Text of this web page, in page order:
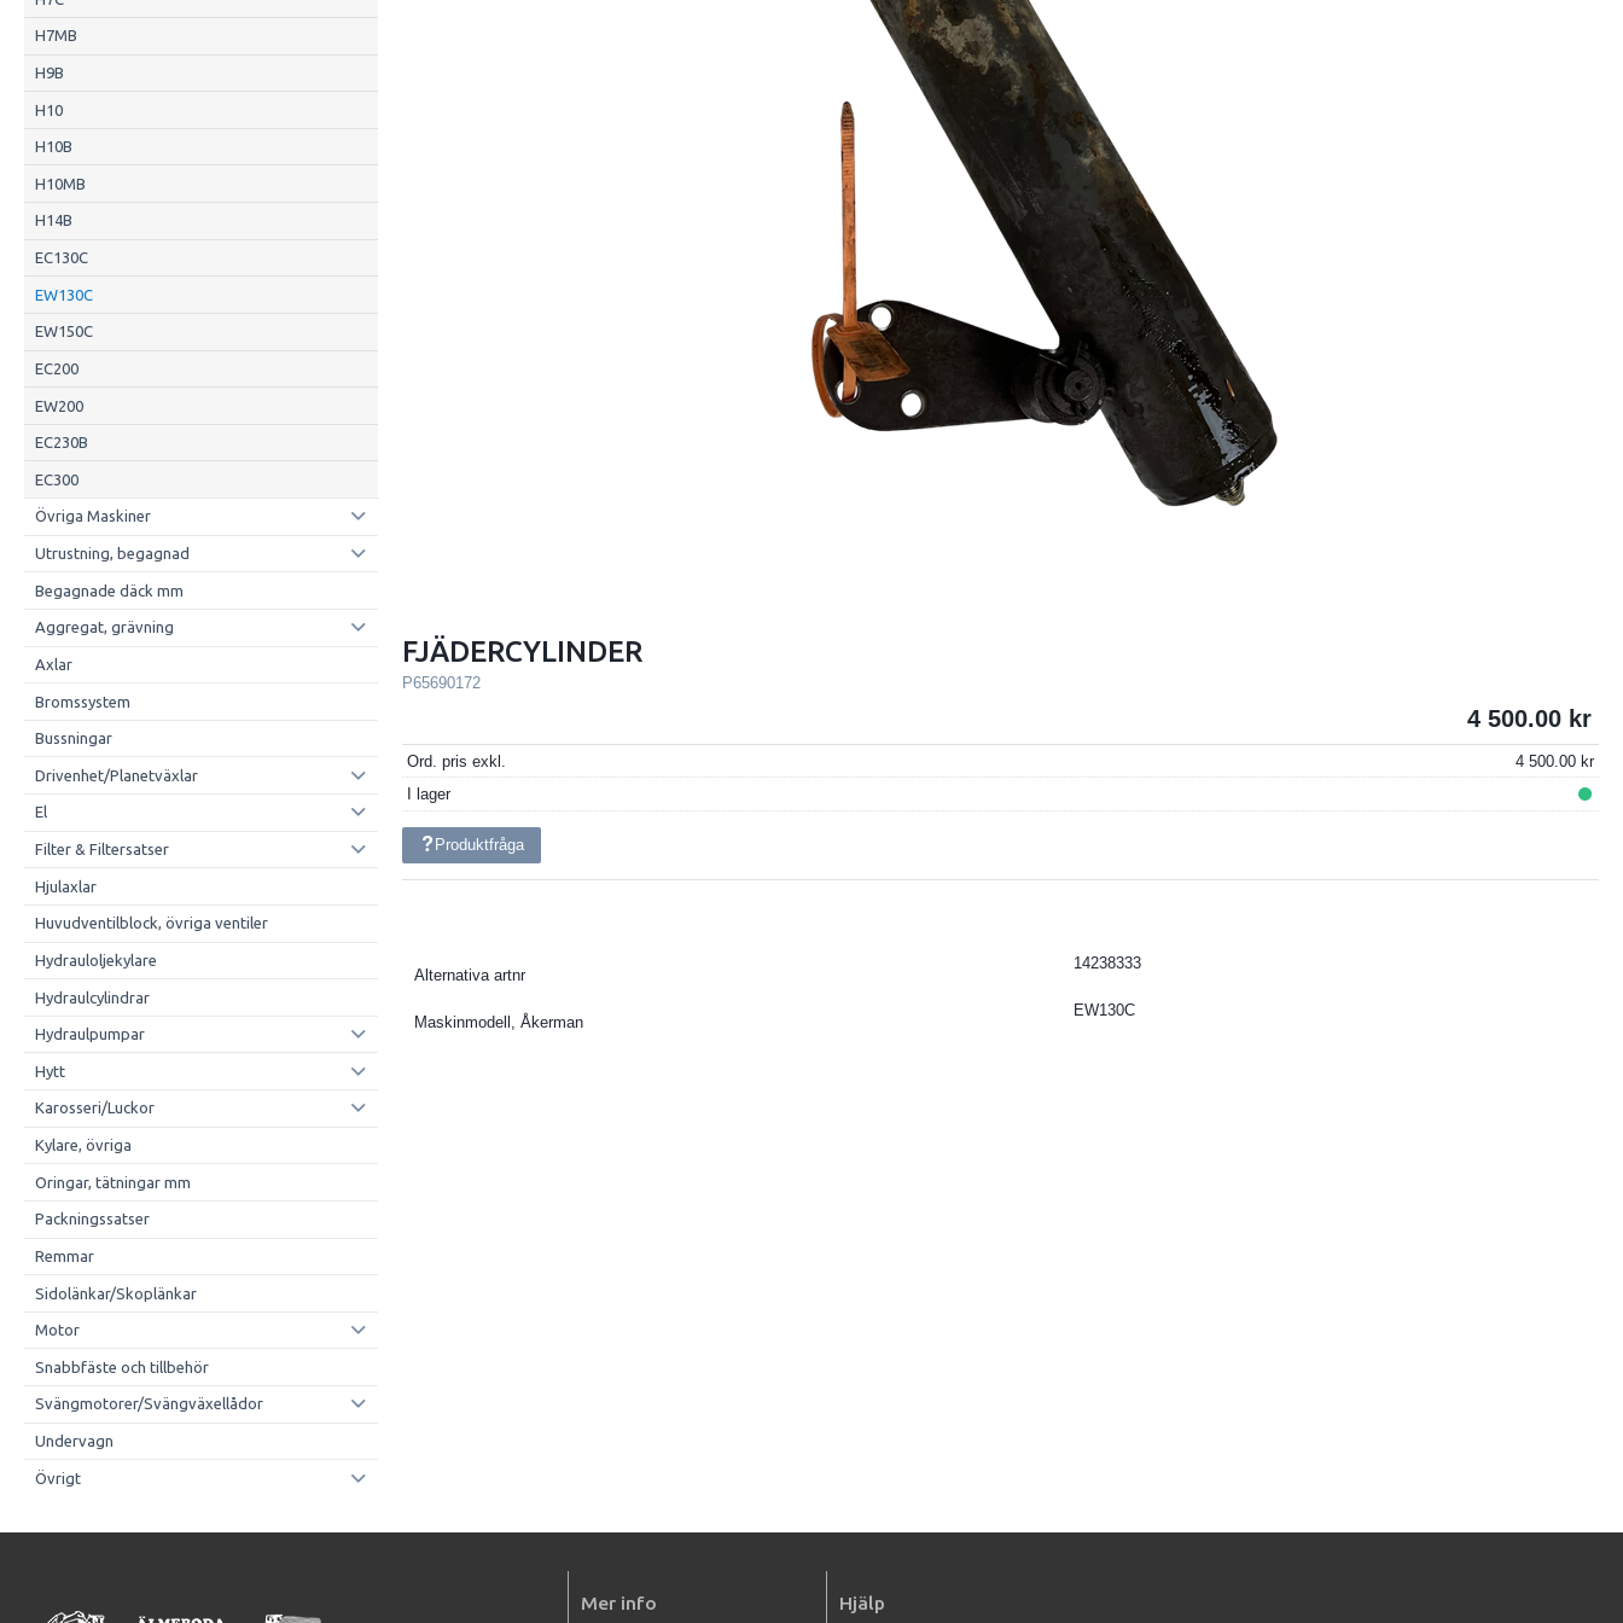
H7MB
H9B
H10
H10B
H10MB
H14B
EC130C
EW130C
EW150C
EC200
EW200
EC230B
EC300
Övriga Maskiner
Utrustning, begagnad
Begagnade däck mm
Aggregat, grävning
Axlar
Bromssystem
Bussningar
Drivenhet/Planetväxlar
El
Filter & Filtersatser
Hjulaxlar
Huvudventilblock, övriga ventiler
Hydrauloljekylare
Hydraulcylindrar
Hydraulpumpar
Hytt
Karosseri/Luckor
Kylare, övriga
Oringar, tätningar mm
Packningssatser
Remmar
Sidolänkar/Skoplänkar
Motor
Snabbfäste och tillbehör
Svängmotorer/Svängväxellådor
Undervagn
Övrigt
FJÄDERCYLINDER
P65690172
4 500.00
Ord. pris exkl.
4 500.00
I lager
Produktfråga
Alternativa artnr
14238333
Maskinmodell, Åkerman
EW130C
Mer info Hjälp